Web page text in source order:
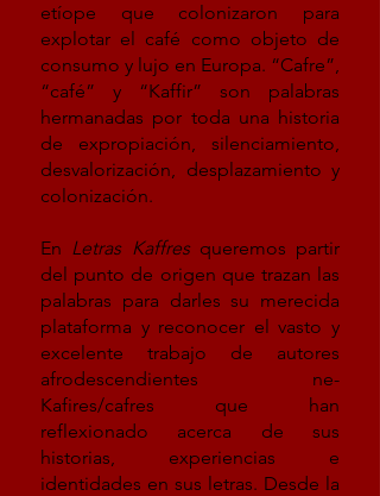
etíope que colonizaron para
explotar el café como objeto de
consumo y lujo en Europa. “Cafre”,
“café” y “Kaffir” son palabras
hermanadas por toda una historia
de expropiación, silenciamiento,
desvalorización, desplazamiento y
colonización.
En Letras Kaffres queremos partir
del punto de origen que trazan las
palabras para darles su merecida
plataforma y reconocer el vasto y
excelente trabajo de autores
afrodescendientes ne-
Kafires/cafres que han
reflexionado acerca de sus
historias, experiencias e
identidades en sus letras. Desde la